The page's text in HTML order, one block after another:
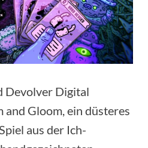
Devolver Digital
Gloom, ein düsteres
aus der Ich-